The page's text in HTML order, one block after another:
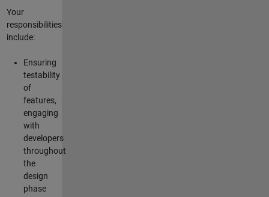
Your
responsibilities
include:
Ensuring
testability
of
features,
engaging
with
developers
throughout
the
design
phase